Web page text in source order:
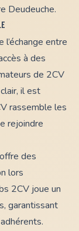
Deudeuche.
entre
à des
de 2CV
il est
rassemble les
rejoindre
des
lors
2CV joue un
garantissant